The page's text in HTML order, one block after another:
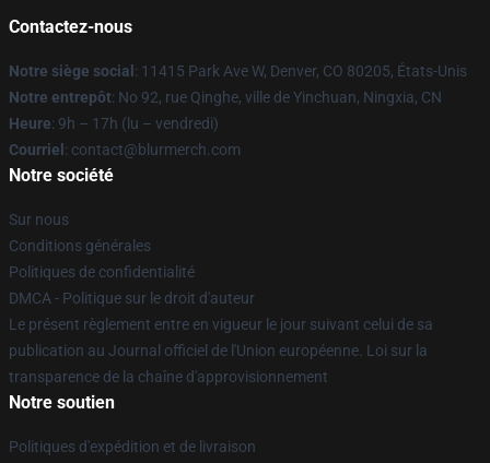
Contactez-nous
Notre siège social : 11415 Park Ave W, Denver, CO 80205, États-Unis
Notre entrepôt: No 92, rue Qinghe, ville de Yinchuan, Ningxia, CN
Heure: 9h – 17h (lu – vendredi)
Courriel : contact@blurmerch.com
Notre société
Sur nous
Conditions générales
Politiques de confidentialité
DMCA - Politique sur le droit d'auteur
Le présent règlement entre en vigueur le jour suivant celui de sa
publication au Journal officiel de l'Union européenne. Loi sur la
transparence de la chaîne d'approvisionnement
Notre soutien
Politiques d'expédition et de livraison